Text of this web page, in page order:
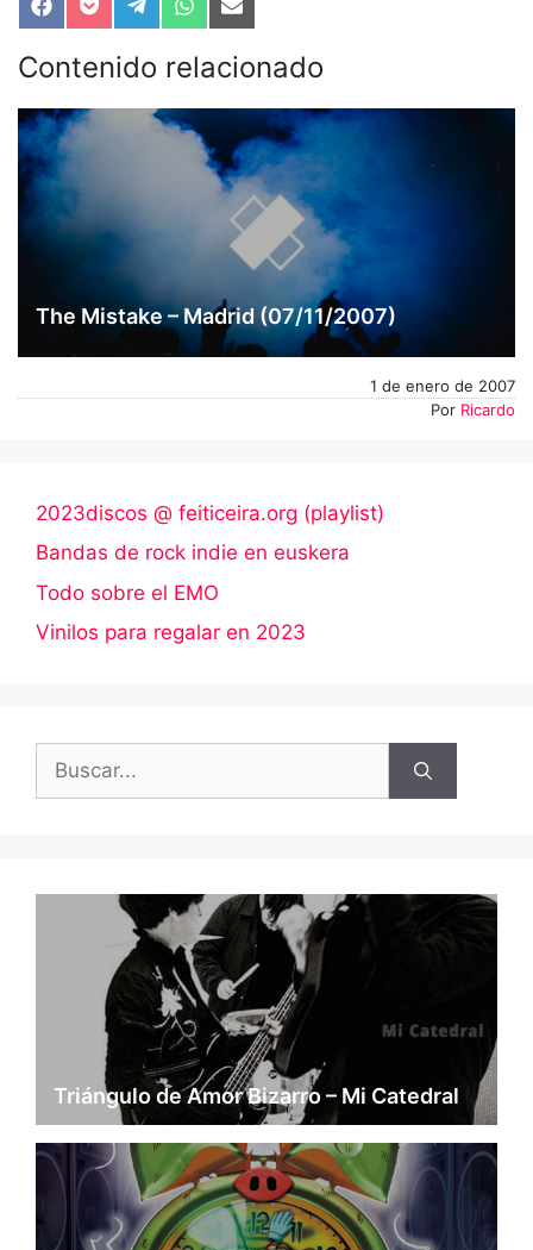
Compartir
en
Facebook
Compartir
en
Pocket
Compartir
en
Telegram
Compartir
en
WhatsApp
Compartir
en
Email
Contenido relacionado
The Mistake – Madrid (07/11/2007)
1 de enero de 2007
Por Ricardo
2023discos @ feiticeira.org (playlist)
Bandas de rock indie en euskera
Todo sobre el EMO
Vinilos para regalar en 2023
Buscar:
Triángulo de Amor Bizarro – Mi Catedral